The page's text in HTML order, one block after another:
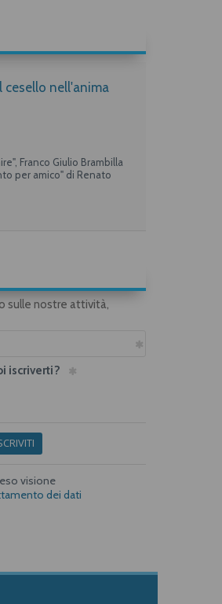
cesello nell'anima
Franco Giulio Brambilla
per amico" di Renato
sulle nostre attività,
iscriverti?
visione
dei dati